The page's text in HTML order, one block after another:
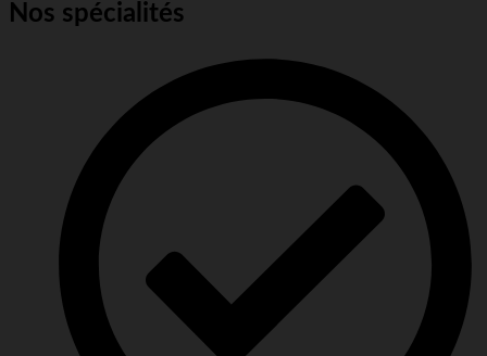
Nos spécialités